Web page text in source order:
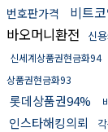
번호판가격
비트
바오머니환전
신
신세계상품권현금화94
상품권현금화93
롯데상품권94%
인스타해킹의뢰